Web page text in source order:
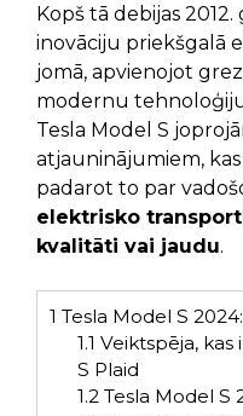
Kopš tā debijas 2012.
inovāciju priekšgalā
jomā, apvienojot
modernu
Tesla Model S
atjauninājumiem,
padarot to par
elektrisko
kvalitāti vai jaudu.
1 Tesla Model S
1.1 Veiktspēja, kas
S Plaid
1.2Tesla Model S